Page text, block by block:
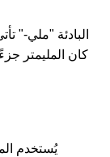
البادئة "ملي-"
كان المليمتر
يُستخدم